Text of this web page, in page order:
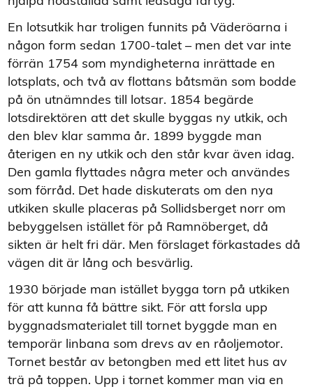
En lotsutkik har troligen funnits på Väderöarna i
någon form sedan 1700-talet – men det var inte
förrän 1754 som myndigheterna inrättade en
lotsplats, och två av flottans båtsmän som bodde
på ön utnämndes till lotsar. 1854 begärde
lotsdirektören att det skulle byggas ny utkik, och
den blev klar samma år. 1899 byggde man
återigen en ny utkik och den står kvar även idag.
Den gamla flyttades några meter och användes
som förråd. Det hade diskuterats om den nya
utkiken skulle placeras på Sollidsberget norr om
bebyggelsen istället för på Ramnöberget, då
sikten är helt fri där. Men förslaget förkastades då
vägen dit är lång och besvärlig.
1930 började man istället bygga torn på utkiken
för att kunna få bättre sikt. För att forsla upp
byggnadsmaterialet till tornet byggde man en
temporär linbana som drevs av en råoljemotor.
Tornet består av betongben med ett litet hus av
trä på toppen. Upp i tornet kommer man via en